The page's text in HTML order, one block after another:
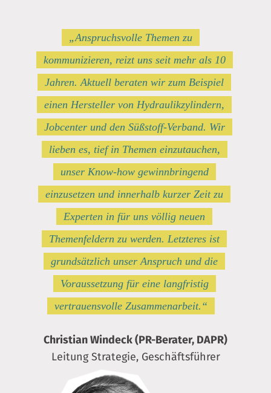
„Anspruchsvolle Themen zu
kommunizieren, reizt uns seit mehr als 10
Jahren. Aktuell beraten wir zum Beispiel
einen Hersteller von Hydraulikzylindern,
Jobcenter und den Süßstoff-Verband. Wir
lieben es, tief in Themen einzutauchen,
unser Know-how gewinnbringend
einzusetzen und innerhalb kurzer Zeit zu
Experten in für uns völlig neuen
Themenfeldern zu werden. Letzteres ist
grundsätzlich unser Anspruch und die
Voraussetzung für eine langfristig
vertrauensvolle Zusammenarbeit.“
Christian Windeck (PR-Berater, DAPR)
Leitung Strategie, Geschäftsführer